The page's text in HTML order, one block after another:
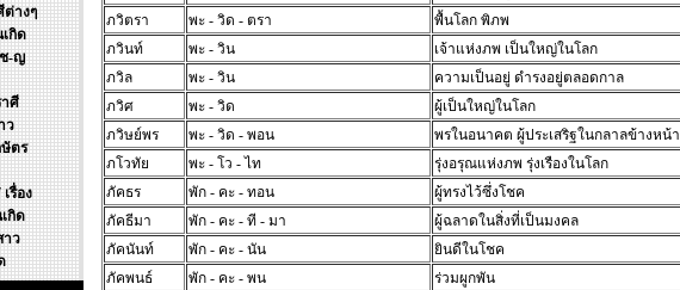
างๆ
กิด
ช-ญ
ศี
ว
ตร
รื่อง
กิด
าว
ภวิตรา
พะ - วิด - ตรา
พื้นโลก พิภพ
ภวินท์
พะ - วิน
เจ้าแห่งภพ เป็นใหญ่ในโลก
ภวิล
พะ - วิน
ความเป็นอยู่ ดำรงอยู่ตลอดกาล
ภวิศ
พะ - วิด
ผู้เป็นใหญ่ในโลก
ภวิษย์พร
พะ - วิด - พอน
พรในอนาคต ผู้ประเสริฐในกลาลข้างหน้า
ภโวทัย
พะ - โว - ไท
รุ่งอรุณแห่งภพ รุ่งเรืองในโลก
ภัคธร
พัก - คะ - ทอน
ผู้ทรงไว้ซึ่งโชค
ภัคธีมา
พัก - คะ - ที - มา
ผู้ฉลาดในสิ่งที่เป็นมงคล
ภัคนันท์
พัก - คะ - นัน
ยินดีในโชค
ภัคพนธ์
พัก - คะ - พน
ร่วมผูกพัน